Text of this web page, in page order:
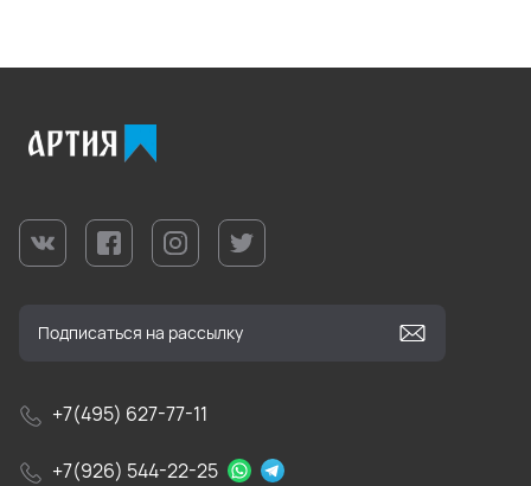
+7(495) 627-77-11
+7(926) 544-22-25